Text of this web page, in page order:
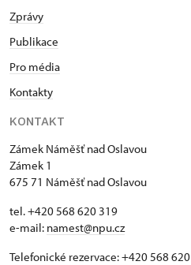
Zprávy
Publikace
Pro média
Kontakty
KONTAKT
Zámek Náměšť nad Oslavou
Zámek 1
675 71 Náměšť nad Oslavou
tel. +420 568 620 319
e-mail: namest@npu.cz
Telefonické rezervace: +420 568